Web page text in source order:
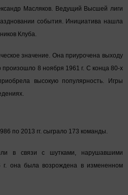
Масляков. Ведущий Высшей лиги
события. Инициатива нашла
Клуба.
значение. Она приурочена выходу
8 ноября 1961 г. C конца 80-х
высокую популярность. Игры
по 2013 гг. сыграло 173 команды.
в связи с шутками, нарушавшими
г. она была возрождена в измененном